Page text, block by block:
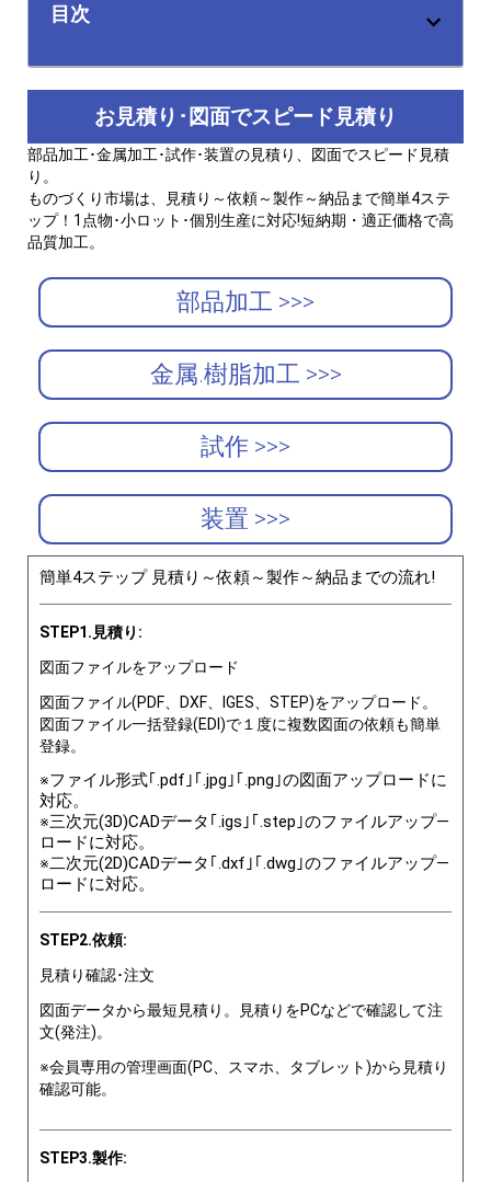
目次
お見積り･図面でスピード見積り
部品加工･金属加工･試作･装置の見積り、図面でスピード見積
り。
ものづくり市場は、見積り～依頼～製作～納品まで簡単4ステ
ップ！1点物･小ロット･個別生産に対応!短納期・適正価格で高
品質加工。
部品加工 >>>
金属.樹脂加工 >>>
試作 >>>
装置 >>>
簡単4ステップ 見積り～依頼～製作～納品までの流れ!
STEP1.見積り:
図面ファイルをアップロード
図面ファイル(PDF、DXF、IGES、STEP)をアップロード。
図面ファイル一括登録(EDI)で１度に複数図面の依頼も簡単
登録。
※ファイル形式｢.pdf｣｢.jpg｣｢.png｣の図面アップロードに
対応。
※三次元(3D)CADデータ｢.igs｣｢.step｣のファイルアップ―
ロードに対応。
※二次元(2D)CADデータ｢.dxf｣｢.dwg｣のファイルアップ―
ロードに対応。
STEP2.依頼:
見積り確認･注文
図面データから最短見積り。見積りをPCなどで確認して注
文(発注)。
※会員専用の管理画面(PC、スマホ、タブレット)から見積り
確認可能。
STEP3.製作: